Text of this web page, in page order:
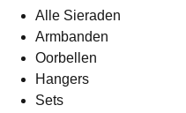
Alle Sieraden
Armbanden
Oorbellen
Hangers
Sets